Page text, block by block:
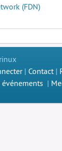
(FDN)
| Contact |
|